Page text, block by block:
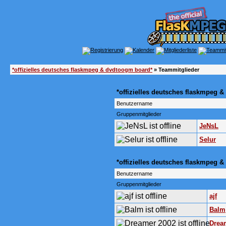
*offizielles deutsches flaskmpeg & dvdtoogm board*» Teammitglieder
*offizielles deutsches flaskmpeg
Benutzername
Gruppenmitglieder
JeNsL
Selur
*offizielles deutsches flaskmpeg
Benutzername
Gruppenmitglieder
ajf
Balm